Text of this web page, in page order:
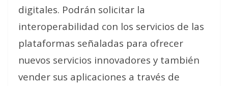
digitales. Podrán solicitar la
interoperabilidad con los servicios de las
plataformas señaladas para ofrecer
nuevos servicios innovadores y también
vender sus aplicaciones a través de